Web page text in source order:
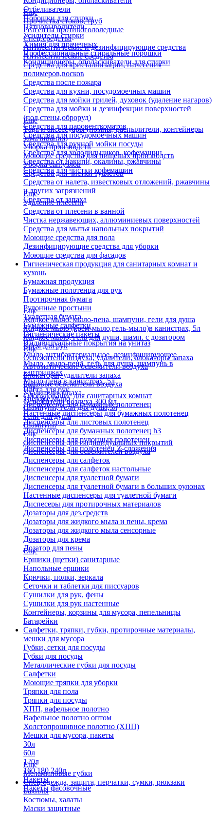
Отбеливатели
Порошки для стирки
Пятновыводители
Усилители стирки
Химия для прачечных
Профессиональные стиральные порошки
Кондиционеры, ополаскиватели для стирки
Еще
Прочистка стоков, труб
Реагенты противогололедные
Спец.средства
Антисептические и дезинфицирующие средства
Антисептические средства
Средства для кристаллизации, нанесения
полимеров,восков
Средства после пожара
Средства для кухни, посудомоечных машин
Средства для мойки грилей, духовок (удаление нагаров)
Средства для мойки и дезинфекции поверхностей
(пол,стены,оброруд)
Средства для паровенткоматов
Средства для посудомоечных машин
Средства для ручной мойки посуды
Средства для холодильников, кофемашин
Средства от накипи, окалины, ржавчины
Средства для чистки кофемашин
Еще
Тара и аксессуары (помпы, распылители, контейнеры
замачивания)
Уборка производств
Моющие средства для пищевых производств
Уборка сан.узлов
Средства для чистки туалетов
Средства от налета, известковых отложений, ржавчины
и других загрязнений
Средства от запаха
Еще
Удаление плесени
Средства от плесени в ванной
Чистка нержавеющих, аллюминиевых поверхностей
Средства для мытья напольных покрытий
Моющие средства для пола
Дезинфицирующие средства для уборки
Моющие средства для фасадов
Гигиеническая продукция для санитарных комнат и
кухонь
Бумажная продукция
Бумажные полотенца для рук
Протирочная бумага
Рулонные простыни
Туалетная бумага
Бумажные салфетки
Гигиенические пакеты
Индивидуальные покрытия на унитаз
Еще
Жидкое мыло, мыло-пена, шампуни, гели для душа
Жидкое мыло (крем-мыло,гель-мыло)в канистрах, 5л
Жидкое мыло, гель для душа, шамп. с дозатором
Крем для рук
Мыло антибактериальное, дезинфицирующее
Мыло, мыло-пена, гель для душа, шампунь в
картриджах
Мыло-пена в канистрах, 5л
Паста для рук
Твердое мыло
Шампуни, гели для душа,5л
Гели для душа
Шампуни
Еще
Освежители воздуха, удалители, блокаторы запаха
Автоматические освежители воздуха
Блокаторы, удалители запаха
Бытовые освежители воздуха
Удалители запаха
Освежители воздуха 300 мл
Еще
Оборудование для санитарных комнат
Диспенсеры для бумажных полотенец
Настенные диспенсеры для бумажных полотенец
Диспенсеры для листовых полотенец
Диспенсеры для бумажных полотенец h3
Диспенсеры для рулонных полотенец
Диспенсеры для полотенец Z-сложения
Еще
Диспенсеры для индивидуальных покрытий
Диспенсеры для освежителей воздуха
Диспенсеры для салфеток
Диспенсеры для салфеток настольные
Диспенсеры для туалетной бумаги
Диспенсеры для туалетной бумаги в больших рулонах
Настенные диспенсеры для туалетной бумаги
Диспесеры для протирочных материалов
Дозаторы для дез.средств
Дозаторы для жидкого мыла и пены, крема
Дозаторы для жидкого мыла сенсорные
Дозаторы для крема
Дозатор для пены
Еще
Ершики (щетки) санитарные
Напольные ершики
Крючки, полки, зеркала
Сеточки и таблетки для писсуаров
Сушилки для рук, фены
Сушилки для рук настенные
Контейнеры, корзины для мусора, пепельницы
Батарейки
Салфетки, тряпки, губки, протирочные материалы,
мешки для мусора
Губки, сетки для посуды
Губки для посуды
Металлические губки для посуды
Салфетки
Моющие тряпки для уборки
Тряпки для пола
Тряпки для посуды
ХПП, вафельное полотно
Вафельное полотно оптом
Холстопрошивное полотно (ХПП)
Мешки для мусора, пакеты
30л
60л
120л
160,180,240л
Пакеты
Пакеты фасовочные
Еще
Меламиновые губки
Спец.одежда, защита, перчатки, сумки, рюкзаки
Бахилы
Костюмы, халаты
Маски защитные